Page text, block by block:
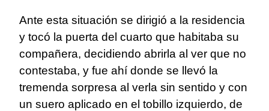
Ante esta situación se dirigió a la residencia
y tocó la puerta del cuarto que habitaba su
compañera, decidiendo abrirla al ver que no
contestaba, y fue ahí donde se llevó la
tremenda sorpresa al verla sin sentido y con
un suero aplicado en el tobillo izquierdo, de